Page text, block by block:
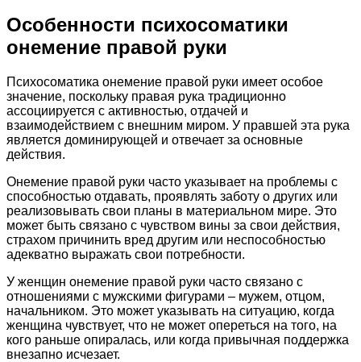
Особенности психосоматики
онемение правой руки
Психосоматика онемение правой руки имеет особое
значение, поскольку правая рука традиционно
ассоциируется с активностью, отдачей и
взаимодействием с внешним миром. У правшей эта рука
является доминирующей и отвечает за основные
действия.
Онемение правой руки часто указывает на проблемы с
способностью отдавать, проявлять заботу о других или
реализовывать свои планы в материальном мире. Это
может быть связано с чувством вины за свои действия,
страхом причинить вред другим или неспособностью
адекватно выражать свои потребности.
У женщин онемение правой руки часто связано с
отношениями с мужскими фигурами – мужем, отцом,
начальником. Это может указывать на ситуацию, когда
женщина чувствует, что не может опереться на того, на
кого раньше опиралась, или когда привычная поддержка
внезапно исчезает.